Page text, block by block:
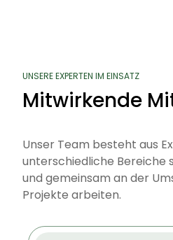
UNSERE EXPERTEN IM EINSATZ
Mitwirkende
Unser Team besteht aus
unterschiedliche Bereiche
und gemeinsam an der
Projekte arbeiten.